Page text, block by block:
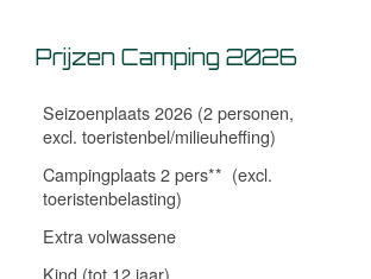
Prijzen Camping 2026
Seizoenplaats 2026 (2 personen,
excl. toeristenbel/milieuheffing)
Campingplaats 2 pers** (excl.
toeristenbelasting)
Extra volwassene
Kind (tot 12 jaar)